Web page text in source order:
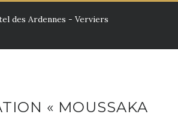
« MOUSSAKA